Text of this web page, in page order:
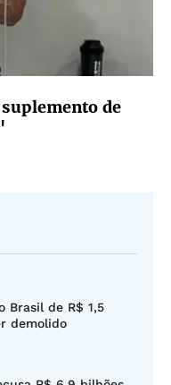
de
Brasil de R$ 1,5
demolido